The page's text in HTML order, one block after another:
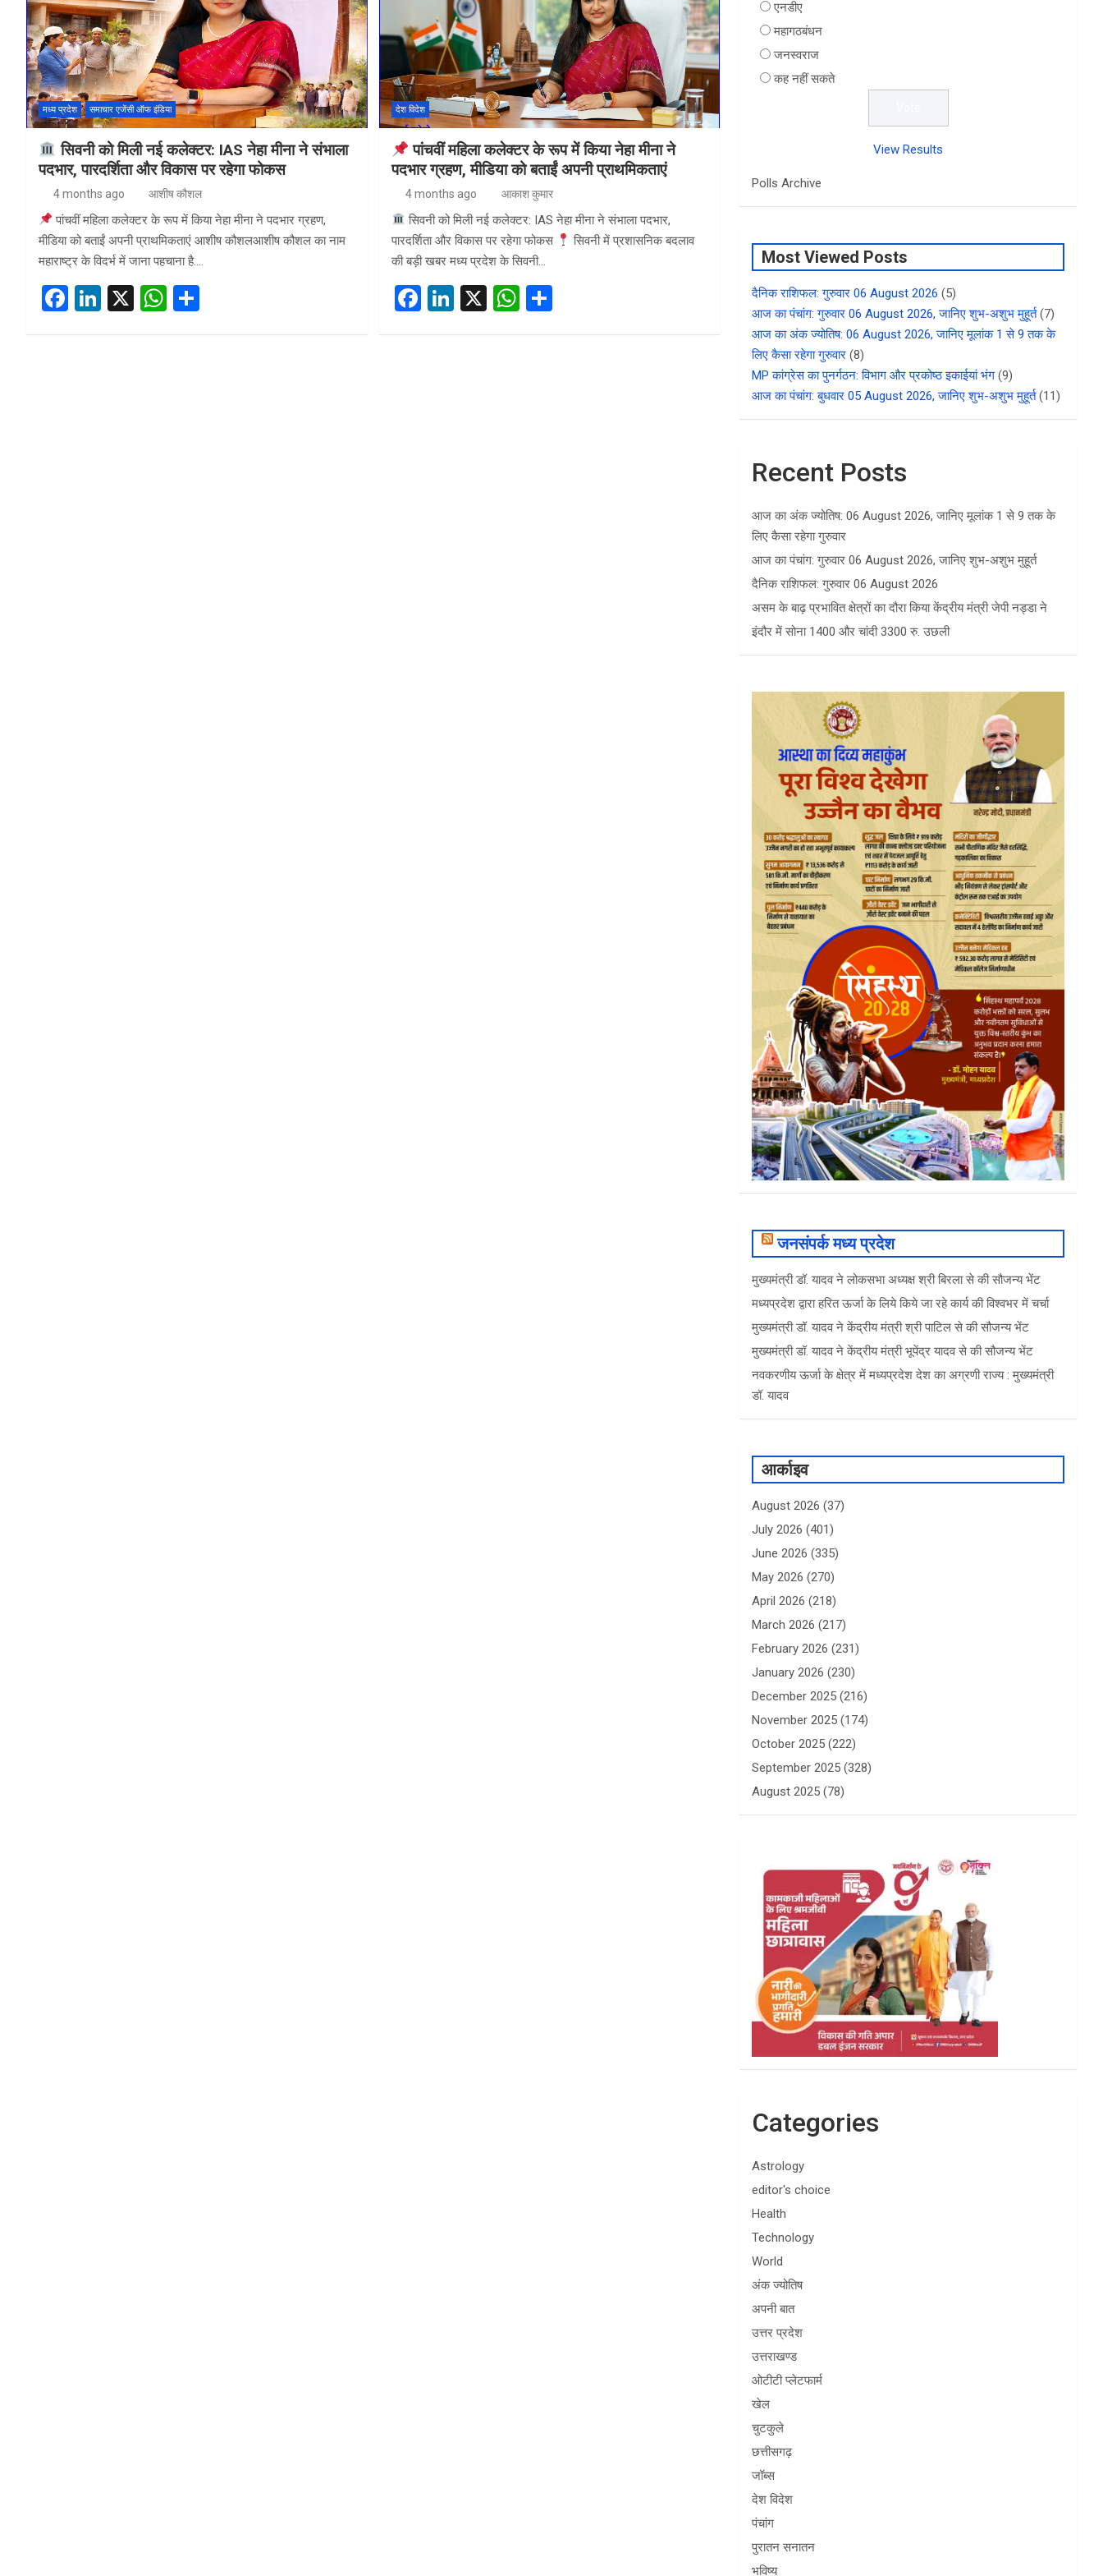
मध्य प्रदेश समाचार एजेंसी ऑफ इंडिया
सिवनी को मिली नई कलेक्टर: IAS नेहा मीना ने संभाला
पदभार, पारदर्शिता और विकास पर रहेगा फोकस
4 months ago आशीष कौशल
पांचवीं महिला कलेक्टर के रूप में किया नेहा मीना ने पदभार ग्रहण,
मीडिया को बताईं अपनी प्राथमिकताएं आशीष कौशलआशीष कौशल का नाम
महाराष्ट्र के विदर्भ में जाना पहचाना है.…
F
Li
X
W
देश विदेश
पांचवीं महिला कलेक्टर के रूप में किया नेहा मीना ने
पदभार ग्रहण, मीडिया को बताईं अपनी प्राथमिकताएं
4 months ago आकाश कुमार
सिवनी को मिली नई कलेक्टर: IAS नेहा मीना ने संभाला पदभार,
पारदर्शिता और विकास पर रहेगा फोकस
सिवनी में प्रशासनिक बदलाव
की बड़ी खबर मध्य प्रदेश के सिवनी…
F Li X W S
एनडीए
महागठबंधन
जनस्वराज
कह नहीं सकते
View Results
Polls Archive
Most Viewed Posts
दैनिक राशिफल: गुरुवार 06 August 2026 (5)
आज का पंचांग: गुरुवार 06 August 2026, जानिए शुभ-अशुभ मुहूर्त (7)
आज का अंक ज्योतिष: 06 August 2026, जानिए मूलांक 1 से 9 तक के
लिए कैसा रहेगा गुरुवार (8)
MP कांग्रेस का पुनर्गठन: विभाग और प्रकोष्ठ इकाईयां भंग (9)
आज का पंचांग: बुधवार 05 August 2026, जानिए शुभ-अशुभ मुहूर्त (11)
Recent Posts
आज का अंक ज्योतिष: 06 August 2026, जानिए मूलांक 1 से 9 तक के
लिए कैसा रहेगा गुरुवार
आज का पंचांग: गुरुवार 06 August 2026, जानिए शुभ-अशुभ मुहूर्त
दैनिक राशिफल: गुरुवार 06 August 2026
असम के बाढ़ प्रभावित क्षेत्रों का दौरा किया केंद्रीय मंत्री जेपी नड्डा ने
इंदौर में सोना 1400 और चांदी 3300 रु. उछली
जनसंपर्क मध्य प्रदेश
मुख्यमंत्री डॉ. यादव ने लोकसभा अध्यक्ष श्री बिरला से की सौजन्य भेंट
मध्यप्रदेश द्वारा हरित ऊर्जा के लिये किये जा रहे कार्य की विश्वभर में चर्चा
मुख्यमंत्री डॉ. यादव ने केंद्रीय मंत्री श्री पाटिल से की सौजन्य भेंट
मुख्यमंत्री डॉ. यादव ने केंद्रीय मंत्री भूपेंद्र यादव से की सौजन्य भेंट
नवकरणीय ऊर्जा के क्षेत्र में मध्यप्रदेश देश का अग्रणी राज्य : मुख्यमंत्री
डॉ. यादव
आर्काइव
August 2026 (37)
July 2026 (401)
June 2026 (335)
May 2026 (270)
April 2026 (218)
March 2026 (217)
February 2026 (231)
January 2026 (230)
December 2025 (216)
November 2025 (174)
October 2025 (222)
September 2025 (328)
August 2025 (78)
Categories
Astrology
editor's choice
Health
Technology
World
अंक ज्योतिष
अपनी बात
उत्तर प्रदेश
उत्तराखण्ड
ओटीटी प्लेटफार्म
खेल
चुटकुले
छत्तीसगढ़
जॉब्स
देश विदेश
पंचांग
पुरातन सनातन
भविष्य